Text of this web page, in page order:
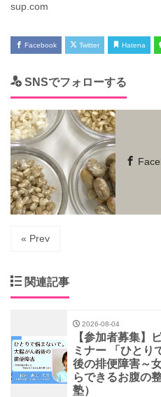
sup.com
Facebook Twitter Hatena
SNSでフォローする
« Prev
関連記事
2026-08-04
【参加者募集】
ミナー 「ひとり
後の排便障害～
らできるお腹の
塾）